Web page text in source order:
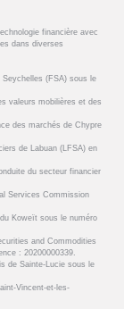
financière avec
dans diverses
(FSA) sous le
valeurs mobilières et des
des marchés de Chypre
de Labuan (LFSA) en
du secteur financier
Services Commission
Koweït sous le numéro
and Commodities
: 20200000339.
de Sainte-Lucie sous le
Vincent-et-les-